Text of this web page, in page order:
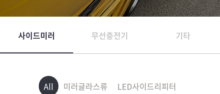
사이드미러 무선충전기 기타
All 미러글라스류 LED사이드리피터